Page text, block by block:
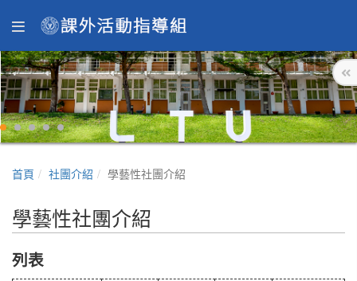
首頁 社團介紹 學藝性社團介紹
學藝性社團介紹
列表